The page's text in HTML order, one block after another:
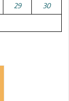
29 30